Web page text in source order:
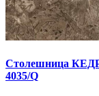
Столешница КЕДР
4035/Q